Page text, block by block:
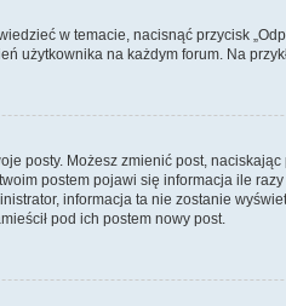
w temacie, nacisnąć przycisk
na każdym forum. Na
posty. Możesz zmienić post, naciskając
postem pojawi się informacja ile
informacja ta nie zostanie
pod ich postem nowy post.